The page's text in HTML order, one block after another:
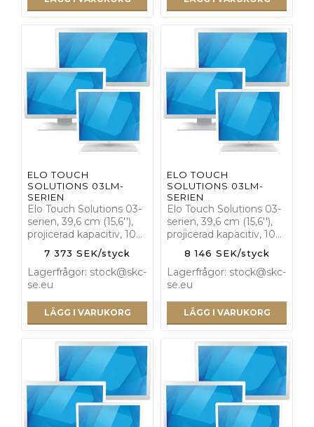
ELO TOUCH
SOLUTIONS 03LM-
SERIEN
Elo Touch Solutions 03-
serien, 39,6 cm (15,6''),
projicerad kapacitiv, 10…
7 373 SEK/styck
Lagerfrågor: stock@skc-
se.eu
LÄGG I VARUKORG
ELO TOUCH
SOLUTIONS 03LM-
SERIEN
Elo Touch Solutions 03-
serien, 39,6 cm (15,6''),
projicerad kapacitiv, 10…
8 146 SEK/styck
Lagerfrågor: stock@skc-
se.eu
LÄGG I VARUKORG